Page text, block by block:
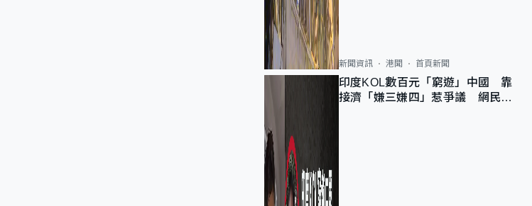
新聞資訊 港聞 首頁新聞
印度KOL數百元「窮遊」中國 靠
接濟「嫌三嫌四」惹爭議 網民：